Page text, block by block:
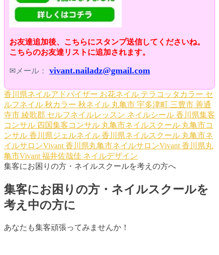
お友達追加後、こちらにスタンプ送信してくださいね。
こちらのお友達リストに追加されます。
✉メール： vivant.nailadz@gmail.com
香川県ネイルアドバイザー お花ネイル テラコッタカラー セ
ルフネイル 秋カラー 秋ネイル 丸亀市 宇多津町 三豊市 善通
寺市 綾歌郡 セルフネイルレッスン ネイルシール 香川県集客
コンサル 四国集客コンサル 丸亀市ネイルスクール 丸亀市コ
ンサル 香川県ジェルネイル 香川県ネイルスクール 丸亀市ネ
イルサロンVivant 香川県丸亀市ネイルサロンVivant 香川県丸
亀市Vivant 福井佐哉佳 ネイルデザイン
集客にお困りの方・ネイルスクールを考えの方へ
集客にお困りの方・ネイルスクールを
考え中の方に
あなたも集客頑張ってみませんか！